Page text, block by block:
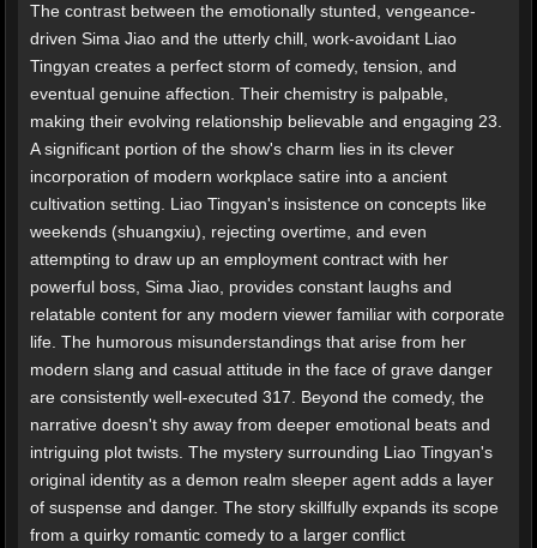
The contrast between the emotionally stunted, vengeance-
driven Sima Jiao and the utterly chill, work-avoidant Liao
Tingyan creates a perfect storm of comedy, tension, and
eventual genuine affection. Their chemistry is palpable,
making their evolving relationship believable and engaging 23.
A significant portion of the show's charm lies in its clever
incorporation of modern workplace satire into a ancient
cultivation setting. Liao Tingyan's insistence on concepts like
weekends (shuangxiu), rejecting overtime, and even
attempting to draw up an employment contract with her
powerful boss, Sima Jiao, provides constant laughs and
relatable content for any modern viewer familiar with corporate
life. The humorous misunderstandings that arise from her
modern slang and casual attitude in the face of grave danger
are consistently well-executed 317. Beyond the comedy, the
narrative doesn't shy away from deeper emotional beats and
intriguing plot twists. The mystery surrounding Liao Tingyan's
original identity as a demon realm sleeper agent adds a layer
of suspense and danger. The story skillfully expands its scope
from a quirky romantic comedy to a larger conflict